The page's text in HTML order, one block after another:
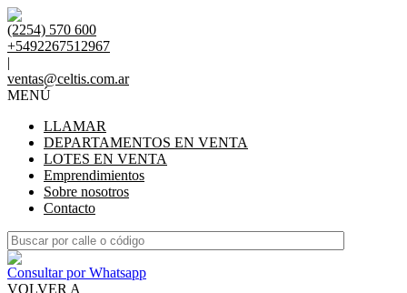
(2254) 570 600
+5492267512967
|
ventas@celtis.com.ar
MENÚ
LLAMAR
DEPARTAMENTOS EN VENTA
LOTES EN VENTA
Emprendimientos
Sobre nosotros
Contacto
Consultar por Whatsapp
VOLVER A